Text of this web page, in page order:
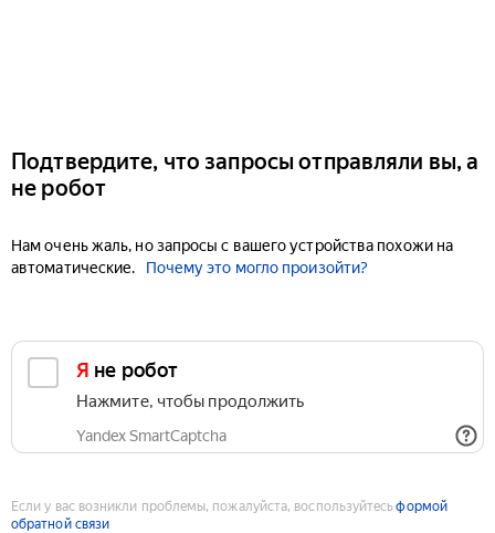
Подтвердите, что запросы отправляли вы, а
не робот
Нам очень жаль, но запросы с вашего устройства похожи на
автоматические.
Почему это могло произойти?
Я не робот
Нажмите, чтобы продолжить
Yandex SmartCaptcha
Если у вас возникли проблемы, пожалуйста, воспользуйтесьформой
обратной связи